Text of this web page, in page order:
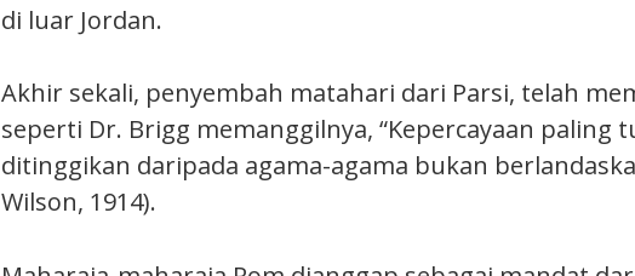
di luar Jordan.
Akhir sekali, penyembah matahari dari Parsi, telah
seperti Dr. Brigg memanggilnya, “Kepercayaan paling
ditinggikan daripada agama-agama bukan
Wilson, 1914).